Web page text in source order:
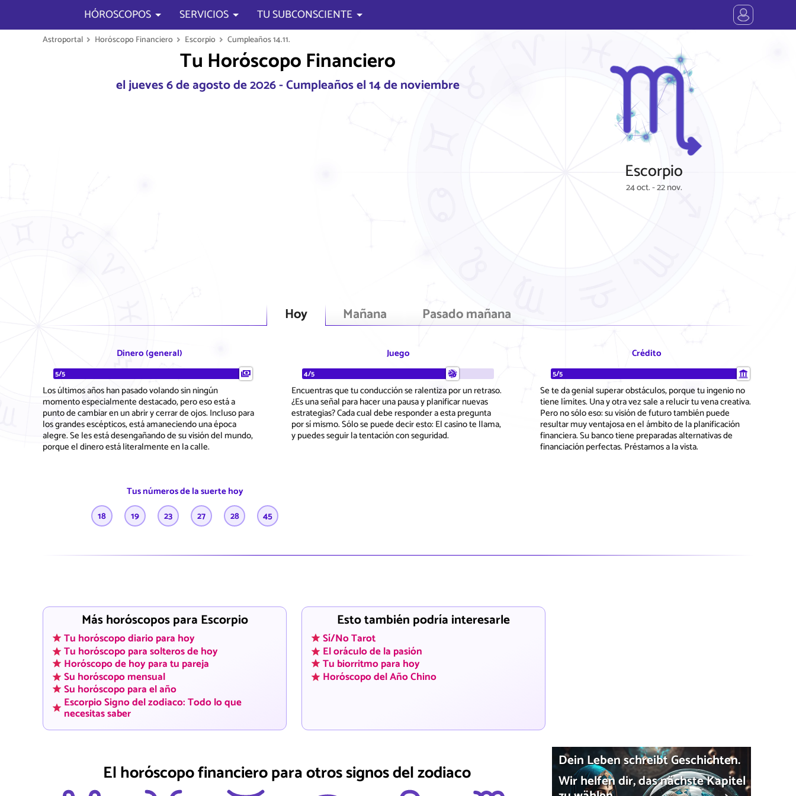
HÓROSCOPOS SERVICIOS TU SUBCONSCIENTE
Astroportal Horóscopo Financiero Escorpio Cumpleaños 14.11.
Tu Horóscopo Financiero
el jueves 6 de agosto de 2026 - Cumpleaños el 14 de noviembre
Escorpio
24 oct. - 22 nov.
Hoy Mañana Pasado mañana
Dinero (general)
5/5
Los últimos años han pasado volando sin ningún
momento especialmente destacado, pero eso está a
punto de cambiar en un abrir y cerrar de ojos. Incluso para
los grandes escépticos, está amaneciendo una época
alegre. Se les está desengañando de su visión del mundo,
porque el dinero está literalmente en la calle.
Juego
4/5
Encuentras que tu conducción se ralentiza por un retraso.
¿Es una señal para hacer una pausa y planificar nuevas
estrategias? Cada cual debe responder a esta pregunta
por sí mismo. Sólo se puede decir esto: El casino te llama,
y puedes seguir la tentación con seguridad.
Crédito
5/5
Se te da genial superar obstáculos, porque tu ingenio no
tiene límites. Una y otra vez sale a relucir tu vena creativa.
Pero no sólo eso: su visión de futuro también puede
resultar muy ventajosa en el ámbito de la planificación
financiera. Su banco tiene preparadas alternativas de
financiación perfectas. Préstamos a la vista.
Tus números de la suerte hoy
18
19 23 27 28 45
Más horóscopos para Escorpio
Tu horóscopo diario para hoy
Tu horóscopo para solteros de hoy
Horóscopo de hoy para tu pareja
Su horóscopo mensual
Su horóscopo para el año
Escorpio Signo del zodiaco: Todo lo que
necesitas saber
Esto también podría interesarle
Sí/No Tarot
El oráculo de la pasión
Tu biorritmo para hoy
Horóscopo del Año Chino
El horóscopo financiero para otros signos del zodiaco
Dein Leben schreibt Geschichten.
Wir helfen dir, das nächste Kapitel